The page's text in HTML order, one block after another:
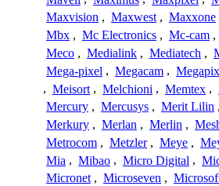
Maxvision , Maxwest , Maxxone
Mbx , Mc Electronics , Mc-cam ,
Meco , Medialink , Mediatech ,
Mega-pixel , Megacam , Megapix
, Meisort , Melchioni , Memtex ,
Mercury , Mercusys , Merit Lilin ,
Merkury , Merlan , Merlin ,
Metrocom , Metzler , Meye ,
Mia , Mibao , Micro Digital ,
Micronet , Microseven ,